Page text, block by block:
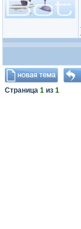
Страница 1 из 1